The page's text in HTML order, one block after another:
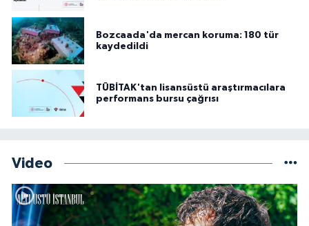
Bozcaada'da mercan koruma: 180 tür
kaydedildi
TÜBİTAK'tan lisansüstü araştırmacılara
performans bursu çağrısı
Video